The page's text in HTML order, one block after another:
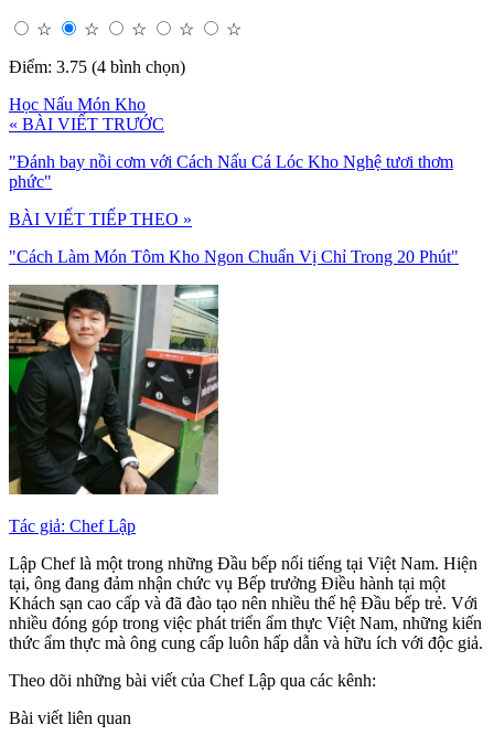
☆ ☆ ☆ ☆
☆
Điểm: 3.75 (4 bình chọn)
Học Nấu Món Kho
« BÀI VIẾT TRƯỚC
"Đánh bay nồi cơm với Cách Nấu Cá Lóc Kho Nghệ tươi thơm
phức"
BÀI VIẾT TIẾP THEO »
"Cách Làm Món Tôm Kho Ngon Chuẩn Vị Chỉ Trong 20 Phút"
Tác giả: Chef Lập
Lập Chef là một trong những Đầu bếp nổi tiếng tại Việt Nam. Hiện
tại, ông đang đảm nhận chức vụ Bếp trưởng Điều hành tại một
Khách sạn cao cấp và đã đào tạo nên nhiều thế hệ Đầu bếp trẻ. Với
nhiều đóng góp trong việc phát triển ẩm thực Việt Nam, những kiến
thức ẩm thực mà ông cung cấp luôn hấp dẫn và hữu ích với độc giả.
Theo dõi những bài viết của Chef Lập qua các kênh:
Bài viết liên quan